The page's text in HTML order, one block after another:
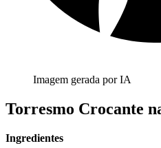
Imagem gerada por IA
Torresmo Crocante
Ingredientes